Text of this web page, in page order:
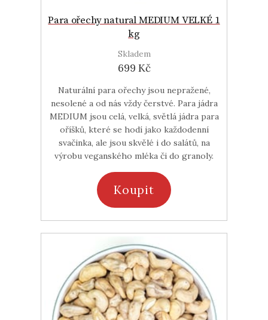
Para ořechy natural MEDIUM VELKÉ 1
kg
Skladem
699 Kč
Naturální para ořechy jsou nepražené,
nesolené a od nás vždy čerstvé. Para jádra
MEDIUM jsou celá, velká, světlá jádra para
oříšků, které se hodí jako každodenní
svačinka, ale jsou skvělé i do salátů, na
výrobu veganského mléka či do granoly.
Koupit